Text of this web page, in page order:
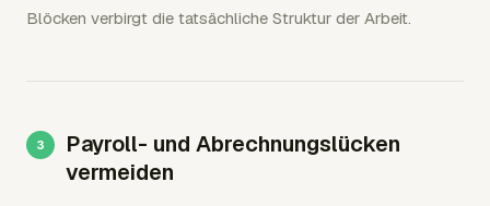
Blöcken verbirgt die tatsächliche Struktur der Arbeit.
Payroll- und Abrechnungslücken
vermeiden